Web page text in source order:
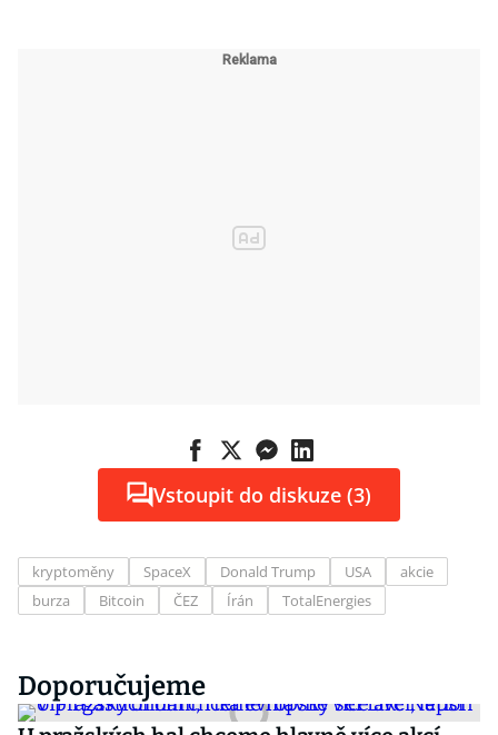
Vstoupit do diskuze (3)
kryptoměny SpaceX Donald Trump USA
akcie
burza
Bitcoin ČEZ Írán TotalEnergies
Doporučujeme